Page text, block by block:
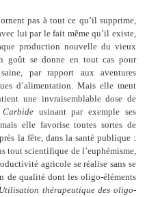
pas à tout ce qu’il supprime,
lui par le fait même qu’il existe,
production nouvelle du vieux
goût se donne en tout cas pour
par rapport aux aventures
d’alimentation. Mais elle ment
une invraisemblable dose de
usinant par exemple ses
elle favorise toutes sortes de
la fête, dans la santé publique :
tout scientifique de l’euphémisme,
agricole se réalise sans se
de qualité dont les oligo-éléments
Utilisation thérapeutique des oligo-